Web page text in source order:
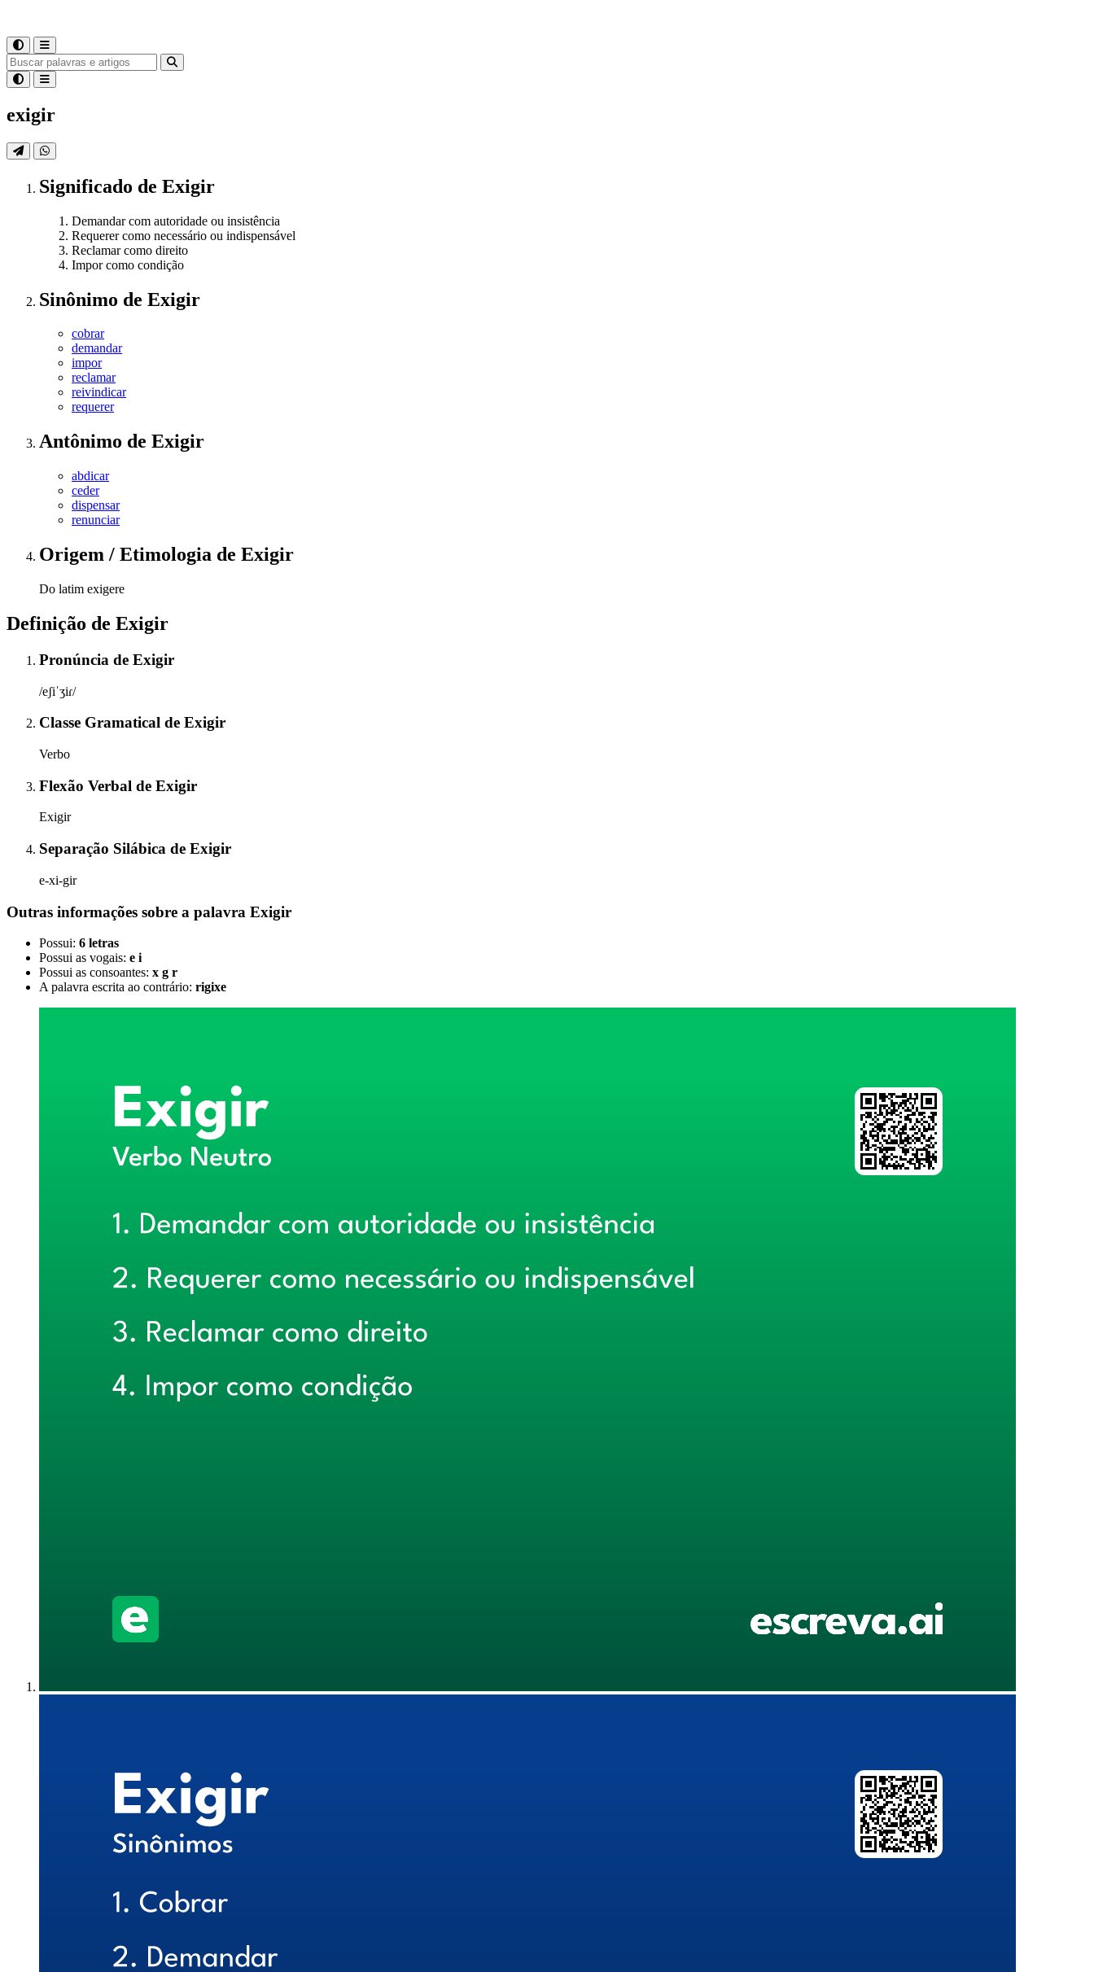
exigir
Significado de Exigir
Demandar com autoridade ou insistência
Requerer como necessário ou indispensável
Reclamar como direito
Impor como condição
Sinônimo de Exigir
cobrar
demandar
impor
reclamar
reivindicar
requerer
Antônimo de Exigir
abdicar
ceder
dispensar
renunciar
Origem / Etimologia de Exigir
Do latim exigere
Definição de Exigir
Pronúncia de Exigir
/eʃiˈʒiɾ/
Classe Gramatical de Exigir
Verbo
Flexão Verbal de Exigir
Exigir
Separação Silábica de Exigir
e-xi-gir
Outras informações sobre a palavra Exigir
Possui: 6 letras
Possui as vogais: e i
Possui as consoantes: x g r
A palavra escrita ao contrário: rigixe